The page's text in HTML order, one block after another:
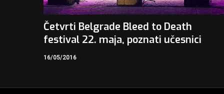
Četvrti Belgrade Bleed to Death
festival 22. maja, poznati učesnici
16/05/2016